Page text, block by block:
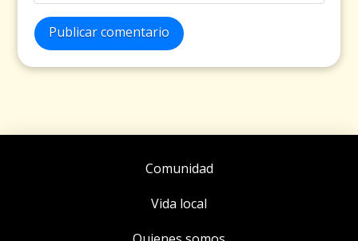
Publicar comentario
Comunidad
Vida local